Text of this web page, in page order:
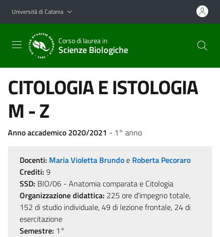
Vai al contenuto principale
Vai al menu di navigazione
Università di Catania
Corso di laurea in
Scienze Biologiche
CITOLOGIA E ISTOLOGIA
M - Z
Anno accademico 2020/2021 - 1° anno
Docenti: Maria Violetta Brundoe Roberta Pecoraro
Crediti: 9
SSD: BIO/06 - Anatomia comparata e Citologia
Organizzazione didattica: 225 ore d'impegno totale,
152 di studio individuale, 49 di lezione frontale, 24 di
esercitazione
Semestre: 1°